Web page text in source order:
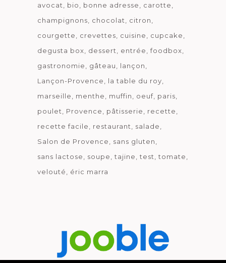
avocat
bio bonne adresse
carotte
champignons
chocolat
citron
courgette
crevettes cuisine
cupcake
degusta box
dessert entrée
foodbox
gastronomie
gâteau
lançon
Lançon-Provence
la table du roy
marseille
menthe muffin oeuf paris
poulet
Provence pâtisserie
recette
recette facile
restaurant
salade
Salon de Provence
sans gluten
sans lactose
soupe tajine test tomate
velouté
éric marra